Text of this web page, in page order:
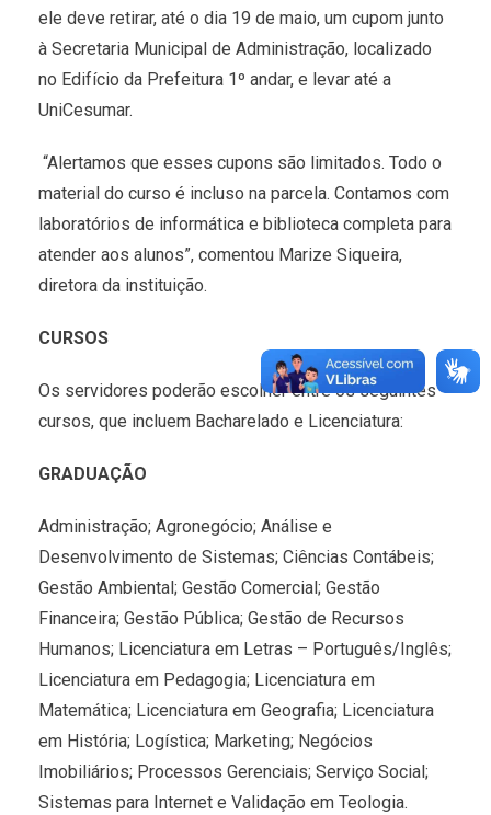
ele deve retirar, até o dia 19 de maio, um cupom junto
à Secretaria Municipal de Administração, localizado
no Edifício da Prefeitura 1º andar, e levar até a
UniCesumar.
“Alertamos que esses cupons são limitados. Todo o
material do curso é incluso na parcela. Contamos com
laboratórios de informática e biblioteca completa para
atender aos alunos”, comentou Marize Siqueira,
diretora da instituição.
CURSOS
Os servidores poderão escolher entre os seguintes
cursos, que incluem Bacharelado e Licenciatura:
GRADUAÇÃO
Administração; Agronegócio; Análise e
Desenvolvimento de Sistemas; Ciências Contábeis;
Gestão Ambiental; Gestão Comercial; Gestão
Financeira; Gestão Pública; Gestão de Recursos
Humanos; Licenciatura em Letras – Português/Inglês;
Licenciatura em Pedagogia; Licenciatura em
Matemática; Licenciatura em Geografia; Licenciatura
em História; Logística; Marketing; Negócios
Imobiliários; Processos Gerenciais; Serviço Social;
Sistemas para Internet e Validação em Teologia.